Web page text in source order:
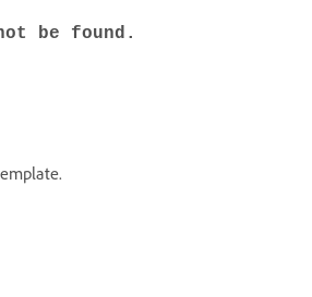
be found.